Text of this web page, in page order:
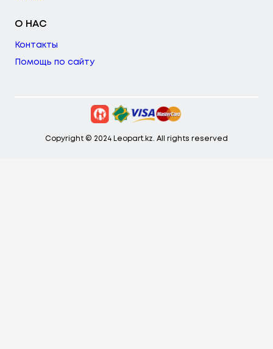
О НАС
Контакты
Помощь по сайту
Copyright © 2024 Leopart.kz. All rights reserved